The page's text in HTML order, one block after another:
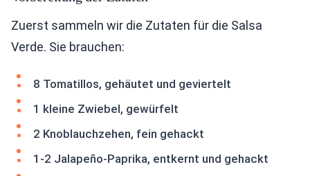
Zuerst sammeln wir die Zutaten für die Salsa
Verde. Sie brauchen:
8 Tomatillos, gehäutet und geviertelt
1 kleine Zwiebel, gewürfelt
2 Knoblauchzehen, fein gehackt
1-2 Jalapeño-Paprika, entkernt und gehackt